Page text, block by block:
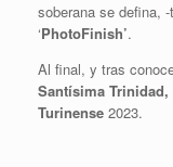
soberana se defina,
‘PhotoFinish’.
Al final, y tras
Santísima Trinidad,
Turinense 2023.